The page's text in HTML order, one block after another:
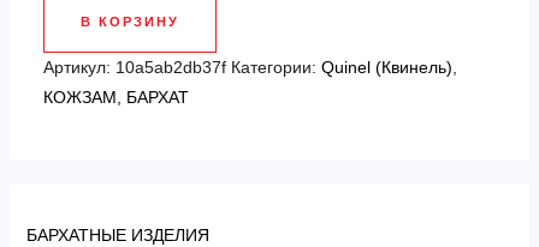
БАРХАТНЫЕ ИЗДЕЛИЯ
В КОРЗИНУ
Артикул: 10a5ab2db37f Категории: Quinel (Квинель)
КОЖЗАМ, БАРХАТ